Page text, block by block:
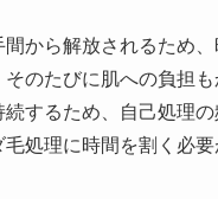
から解放されるため
のたびに肌への負担
するため、自己処理
処理に時間を割く必